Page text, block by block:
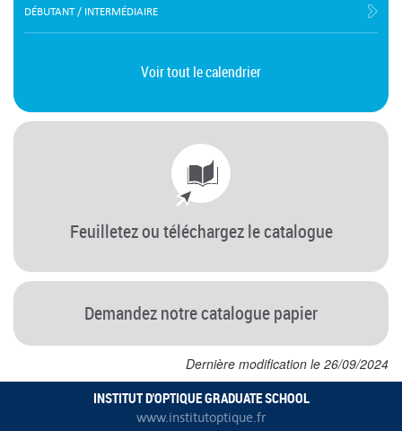
DÉBUTANT / INTERMÉDIAIRE
Voir tout le calendrier
Feuilletez ou téléchargez le catalogue
Demandez notre catalogue papier
Dernière modification le 26/09/2024
INSTITUT D'OPTIQUE GRADUATE SCHOOL
www.institutoptique.fr